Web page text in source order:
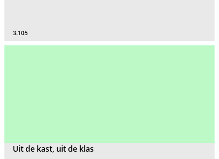
3.105
Uit de kast, uit de klas